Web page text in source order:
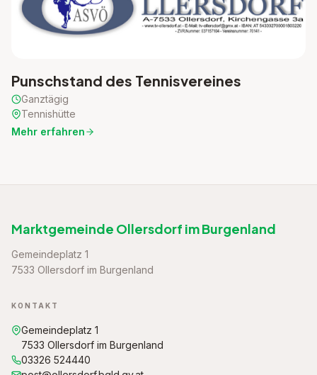
Punschstand des Tennisvereines
Ganztägig
Tennishütte
Mehr erfahren
Marktgemeinde Ollersdorf im Burgenland
Gemeindeplatz 1
7533 Ollersdorf im Burgenland
KONTAKT
Gemeindeplatz 1
7533 Ollersdorf im Burgenland
03326 524440